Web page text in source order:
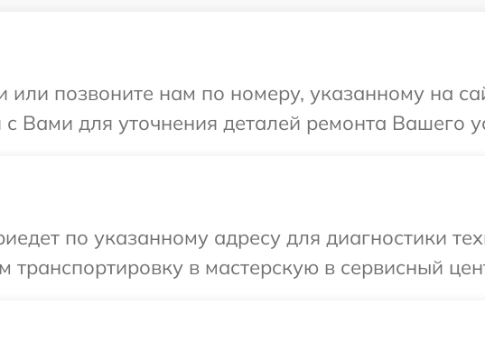
позвоните нам по номеру, указанному на
Вами для уточнения деталей ремонта Вашего
по указанному адресу для диагностики
в мастерскую в сервисный